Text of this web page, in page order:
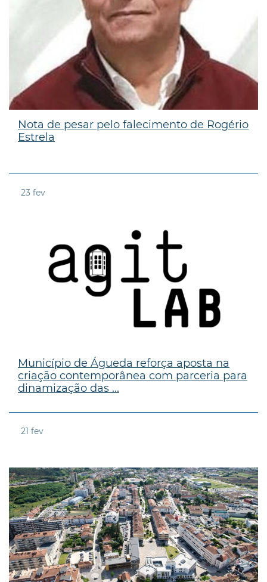
Nota de pesar pelo falecimento de Rogério
Estrela
23 fev
Município de Águeda reforça aposta na
criação contemporânea com parceria para
dinamização das ...
21 fev